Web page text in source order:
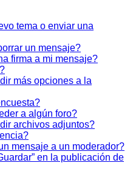
tema o enviar una
un mensaje?
firma a mi mensaje?
más opciones a la
a algún foro?
archivos adjuntos?
mensaje a un moderador?
en la publicación de